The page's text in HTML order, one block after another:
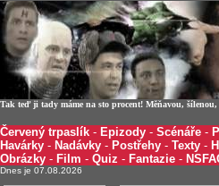
Tak teď ji tady máme na sto procent! Měňavou,
Červený trpaslík - Epizody - Scénáře -
Havárky - Nadávky - Postřehy - Texty -
Obrázky - Film - Quiz - Fantazie -
Dnes je 07.08.2026